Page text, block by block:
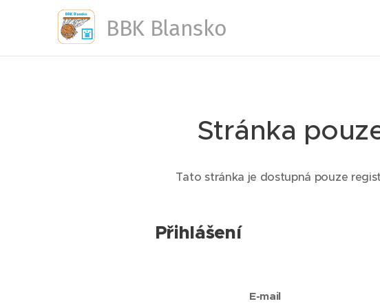
BBK Blansko
Stránka
Tato stránka je dostupná pouze
Přihlášení
E-mail